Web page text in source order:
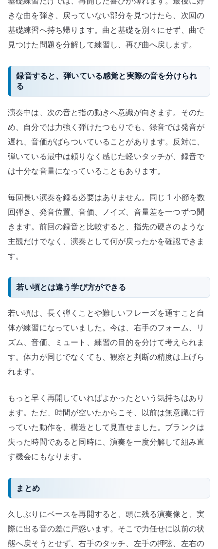
きな曲を弾き、戻っていない部分を見つけたら、次回の
基礎練習へ持ち帰ります。曲と基礎を別々にせず、曲で
見つけた問題を分解して練習し、再び曲へ戻します。
録音すると、弾いている感覚と実際の音を分けられ
る
演奏中は、次の音と指の動きへ意識が向きます。そのた
め、自分では力強く弾けたつもりでも、録音では発音が
遅れ、音価がばらついていることがあります。反対に、
弾いている最中は頼りなく感じた軽いタッチが、録音で
は十分な音量になっていることもあります。
毎回長い演奏を録る必要はありません。同じ 1 小節を数
回弾き、発音位置、音価、ノイズ、音量差を一つずつ聞
きます。前回の録音と比較すると、指先の硬さのような
主観だけでなく、演奏として何が戻ったかを確認できま
す。
若い頃とは違う学び方ができる
若い頃は、長く弾くことや難しいフレーズを通すこと自
体が練習になっていました。今は、右手のフォーム、リ
ズム、音価、ミュート、練習の目的を分けて考えられま
す。体力が同じでなくても、観察と判断の精度は上げら
れます。
もっと早く再開していればよかったという気持ちはあり
ます。ただ、時間が空いたからこそ、以前は無意識に行
っていた動作を、構造として見直せました。ブランクは
失った時間であると同時に、演奏を一度分解して組み直
す機会にもなります。
まとめ
久しぶりにベースを再開すると、頭に残る演奏像と、実
際に出る音の差に戸惑います。そこで力任せに以前の状
態へ戻そうとせず、右手のタッチ、左手の押弦、左右の